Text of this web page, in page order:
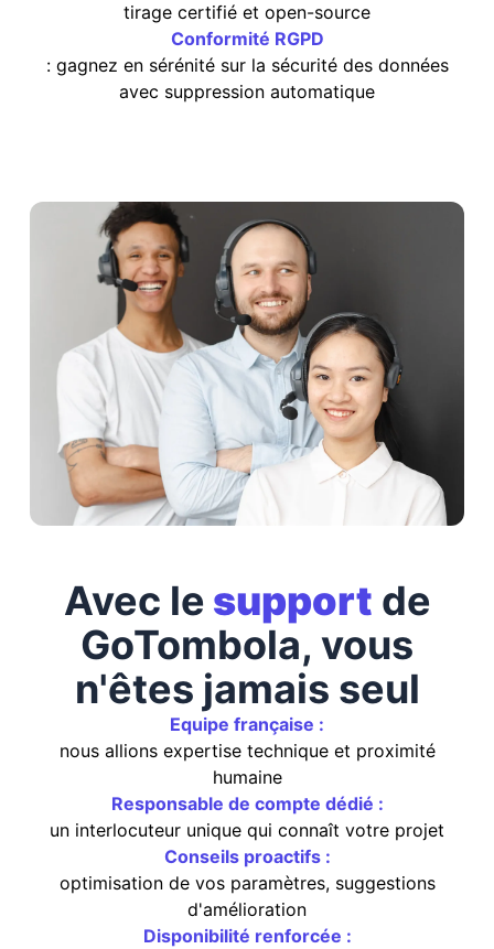
tirage certifié et open-source
Conformité RGPD
: gagnez en sérénité sur la sécurité des données
avec suppression automatique
Avec le support de
GoTombola, vous
n'êtes jamais seul
Equipe française :
nous allions expertise technique et proximité
humaine
Responsable de compte dédié :
un interlocuteur unique qui connaît votre projet
Conseils proactifs :
optimisation de vos paramètres, suggestions
d'amélioration
Disponibilité renforcée :